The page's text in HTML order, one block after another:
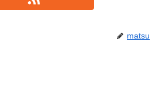
matsu